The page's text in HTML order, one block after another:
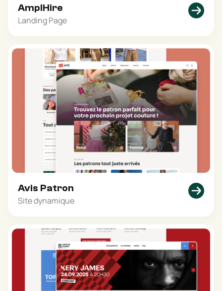
AmplHire
Landing Page
Avis Patron
Site dynamique